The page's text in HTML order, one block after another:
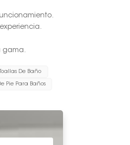
gama.
De Baño
Pie Para Baños